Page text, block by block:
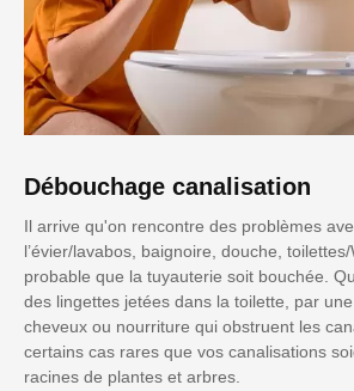
Débouchage canalisation
Il arrive qu'on rencontre des problèmes
l’évier/lavabos, baignoire, douche,
probable que la tuyauterie soit bouchée.
des lingettes jetées dans la toilette, par
cheveux ou nourriture qui obstruent les
certains cas rares que vos canalisations
racines de plantes et arbres.